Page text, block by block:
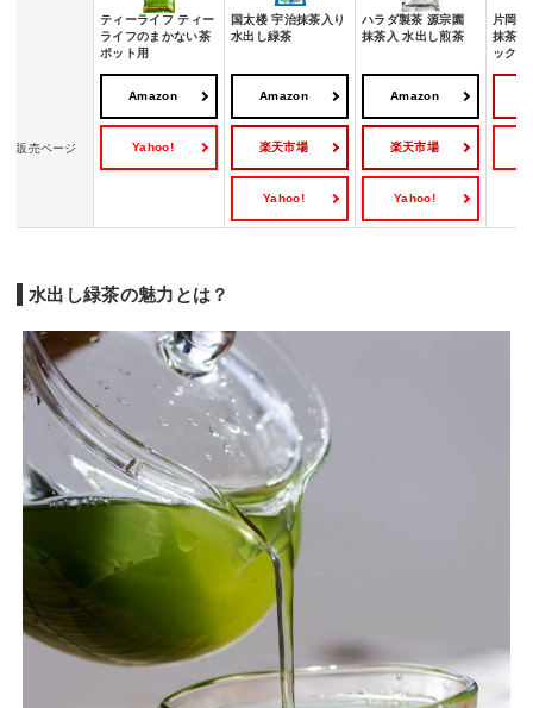
ティーライフ ティー
ライフのまかない茶
ポット用
国太楼 宇治抹茶入り
水出し緑茶
ハラダ製茶 源宗園
抹茶入 水出し煎茶
片岡物
抹茶入
ック
販売ページ
Amazon
Yahoo!
Amazon
楽天市場
Yahoo!
Amazon
楽天市場
Yahoo!
水出し緑茶の魅力とは？